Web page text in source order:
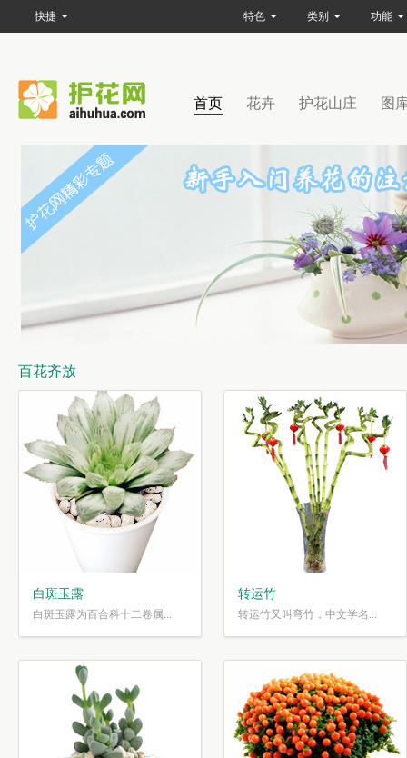
首页 花卉 护花山庄 图
百花齐放
白斑玉露
白斑玉露为百合科十二卷属...
转运竹
转运竹又叫弯竹，中文学名...
快捷 特色 类别 功能